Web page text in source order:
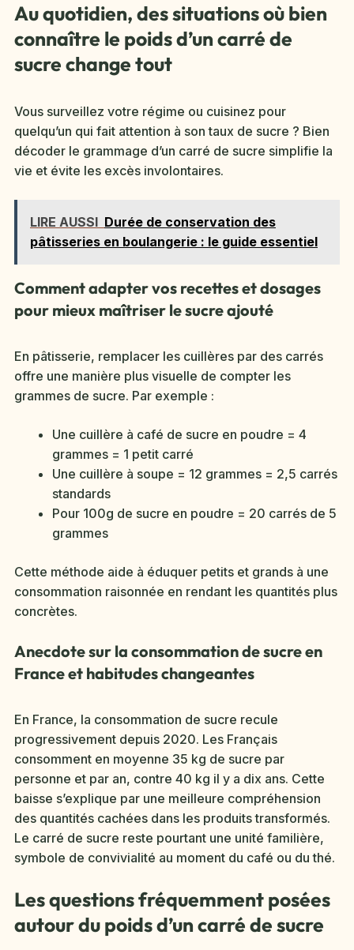
Au quotidien, des situations où bien
connaître le poids d’un carré de
sucre change tout
Vous surveillez votre régime ou cuisinez pour
quelqu’un qui fait attention à son taux de sucre ? Bien
décoder le grammage d’un carré de sucre simplifie la
vie et évite les excès involontaires.
LIRE AUSSI Durée de conservation des
pâtisseries en boulangerie : le guide essentiel
Comment adapter vos recettes et dosages
pour mieux maîtriser le sucre ajouté
En pâtisserie, remplacer les cuillères par des carrés
offre une manière plus visuelle de compter les
grammes de sucre. Par exemple :
Une cuillère à café de sucre en poudre = 4
grammes = 1 petit carré
Une cuillère à soupe = 12 grammes = 2,5 carrés
standards
Pour 100g de sucre en poudre = 20 carrés de 5
grammes
Cette méthode aide à éduquer petits et grands à une
consommation raisonnée en rendant les quantités plus
concrètes.
Anecdote sur la consommation de sucre en
France et habitudes changeantes
En France, la consommation de sucre recule
progressivement depuis 2020. Les Français
consomment en moyenne 35 kg de sucre par
personne et par an, contre 40 kg il y a dix ans. Cette
baisse s’explique par une meilleure compréhension
des quantités cachées dans les produits transformés.
Le carré de sucre reste pourtant une unité familière,
symbole de convivialité au moment du café ou du thé.
Les questions fréquemment posées
autour du poids d’un carré de sucre